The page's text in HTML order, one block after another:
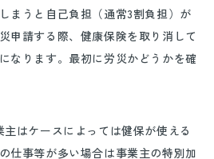
まうと自己負担（通常3割負担）が
申請する際、健康保険を取り消して
なります。最初に労災かどうかを確
はケースによっては健保が使える
仕事等が多い場合は事業主の特別加